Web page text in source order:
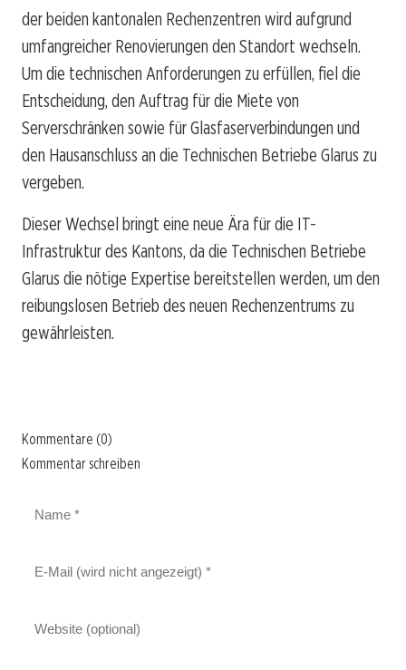
der beiden kantonalen Rechenzentren wird aufgrund
umfangreicher Renovierungen den Standort wechseln.
Um die technischen Anforderungen zu erfüllen, fiel die
Entscheidung, den Auftrag für die Miete von
Serverschränken sowie für Glasfaserverbindungen und
den Hausanschluss an die Technischen Betriebe Glarus zu
vergeben.
Dieser Wechsel bringt eine neue Ära für die IT-
Infrastruktur des Kantons, da die Technischen Betriebe
Glarus die nötige Expertise bereitstellen werden, um den
reibungslosen Betrieb des neuen Rechenzentrums zu
gewährleisten.
Kommentare (0)
Kommentar schreiben